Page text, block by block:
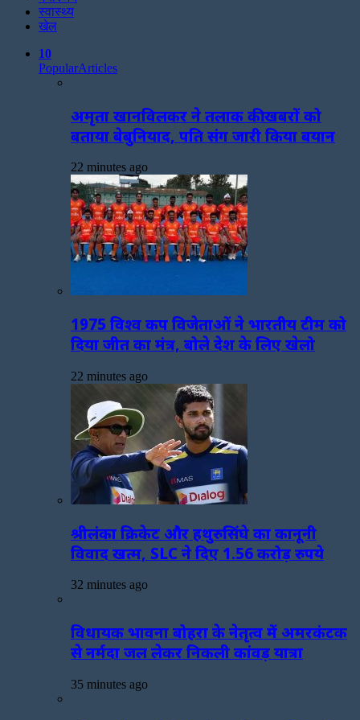
स्वास्थ्य
खेल
10
PopularArticles
अमृता खानविलकर ने तलाक की खबरों को
बताया बेबुनियाद, पति संग जारी किया बयान
22 minutes ago
1975 विश्व कप विजेताओं ने भारतीय टीम को
दिया जीत का मंत्र, बोले देश के लिए खेलो
22 minutes ago
श्रीलंका क्रिकेट और हथुरुसिंघे का कानूनी
विवाद खत्म, SLC ने दिए 1.56 करोड़ रुपये
32 minutes ago
विधायक भावना बोहरा के नेतृत्व में अमरकंटक
से नर्मदा जल लेकर निकली कांवड़ यात्रा
35 minutes ago